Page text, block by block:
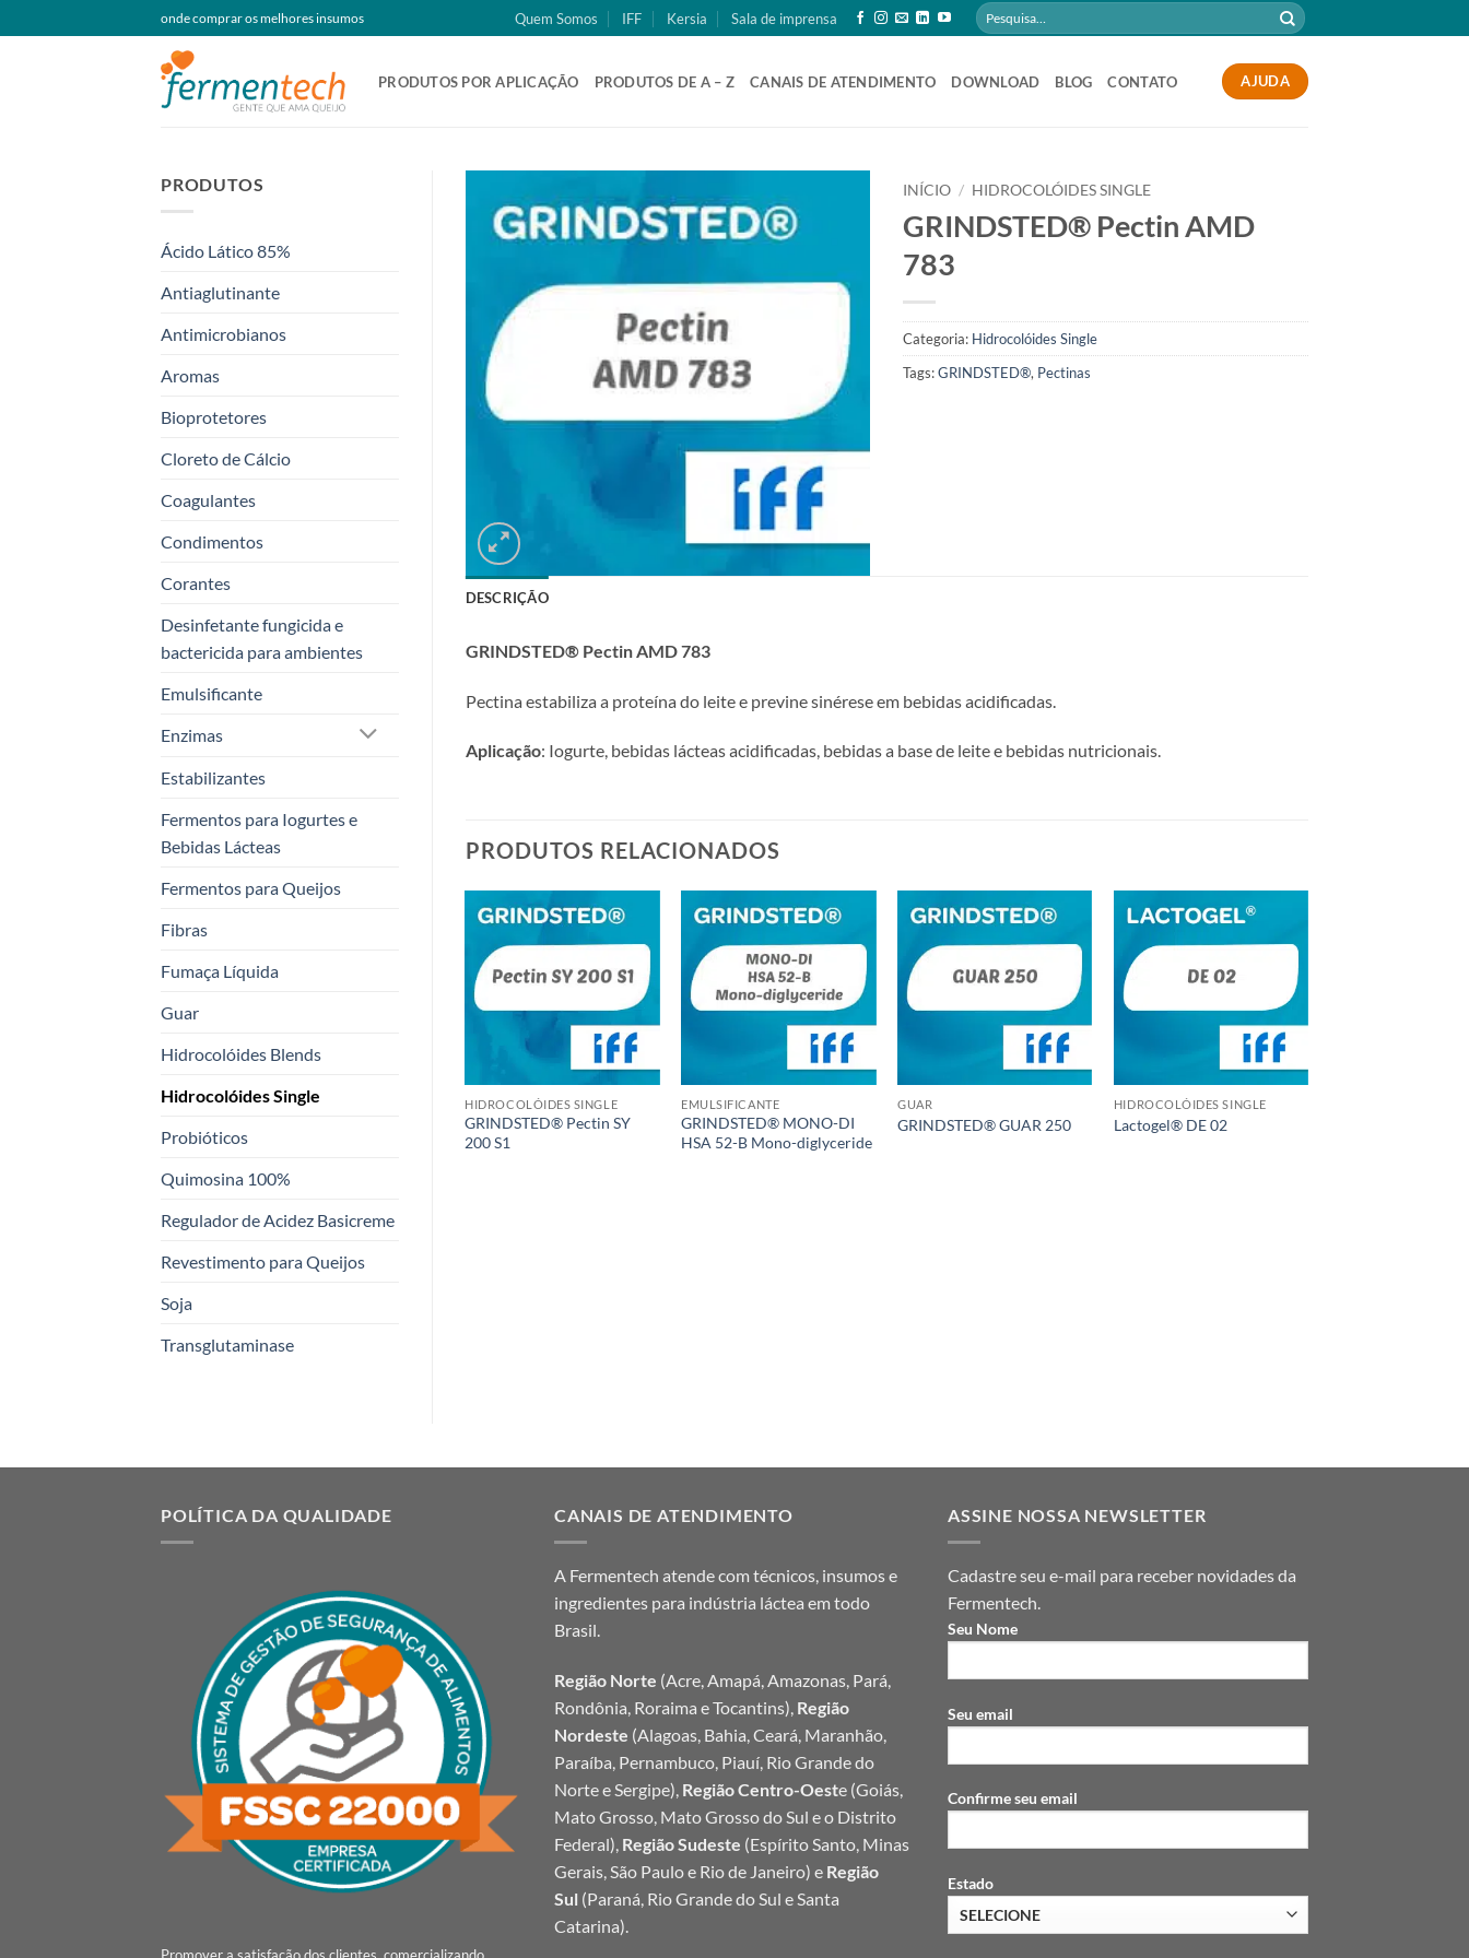
to
onde comprar os melhores insumos Quem Somos IFF Kersia Sala de imprensa
Pesquisar
por:
PRODUTOS POR APLICAÇÃO PRODUTOS DE A – Z CANAIS DE ATENDIMENTO DOWNLOAD BLOG CONTATO AJUDA
PRODUTOS
Ácido Lático 85%
Antiaglutinante
Antimicrobianos
Aromas
Bioprotetores
Cloreto de Cálcio
Coagulantes
Condimentos
Corantes
Desinfetante fungicida e
bactericida para ambientes
Emulsificante
Enzimas
Estabilizantes
Fermentos para Iogurtes e
Bebidas Lácteas
Fermentos para Queijos
Fibras
Fumaça Líquida
Guar
Hidrocolóides Blends
Hidrocolóides Single
Probióticos
Quimosina 100%
Regulador de Acidez Basicreme
Revestimento para Queijos
Soja
Transglutaminase
INÍCIO / HIDROCOLÓIDES SINGLE
GRINDSTED® Pectin AMD
783
Categoria: Hidrocolóides Single
Tags:GRINDSTED®, Pectinas
DESCRIÇÃO
GRINDSTED® Pectin AMD 783
Pectina estabiliza a proteína do leite e previne sinérese em bebidas acidificadas.
Aplicação: Iogurte, bebidas lácteas acidificadas, bebidas a base de leite e bebidas nutricionais.
PRODUTOS RELACIONADOS
HIDROCOLÓIDES SINGLE
GRINDSTED® Pectin SY
200 S1
EMULSIFICANTE
GRINDSTED® MONO-DI
HSA 52-B Mono-diglyceride
GUAR
GRINDSTED® GUAR 250
HIDROCOLÓIDES SINGLE
Lactogel® DE 02
HIDROCOLÓIDES SINGLE HIDROCOLÓIDES BLENDS
POLÍTICA DA QUALIDADE CANAIS DE ATENDIMENTO
A Fermentech atende com técnicos, insumos e
ingredientes para indústria láctea em todo
Brasil.
Região Norte (Acre, Amapá, Amazonas, Pará,
Rondônia, Roraima e Tocantins), Região
Nordeste (Alagoas, Bahia, Ceará, Maranhão,
Paraíba, Pernambuco, Piauí, Rio Grande do
Norte e Sergipe), Região Centro-Oeste (Goiás,
Mato Grosso, Mato Grosso do Sul e o Distrito
Federal), Região Sudeste (Espírito Santo, Minas
Gerais, São Paulo e Rio de Janeiro) e Região
Sul (Paraná, Rio Grande do Sul e Santa
Catarina).
ASSINE NOSSA NEWSLETTER
Cadastre seu e-mail para receber novidades da
Fermentech.
Seu Nome
Seu email
Confirme seu email
Estado